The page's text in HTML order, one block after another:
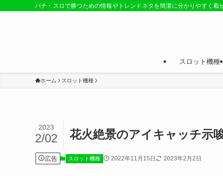
パチ・スロで勝つための情報やトレンドネタを簡潔に分かりやすく載
スロット機種
ホーム スロット機種
花火絶景のアイキャッチ示
2023
2/02
広告 スロット機種 2022年11月15日 2023年2月2日